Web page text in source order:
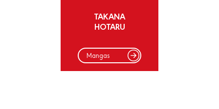
TAKANA
HOTARU
Mangas